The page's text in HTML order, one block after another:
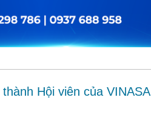
Hội viên của VINASA